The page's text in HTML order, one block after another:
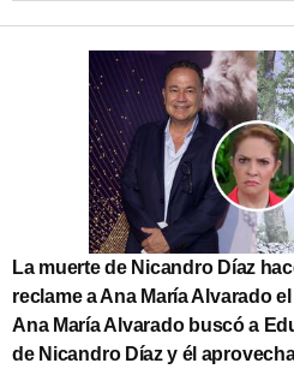
La muerte de Nicandro Díaz
reclame a Ana María Alvarado el
Ana María Alvarado buscó a
de Nicandro Díaz y él